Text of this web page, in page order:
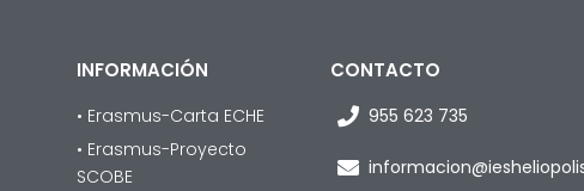
INFORMACIÓN
• Erasmus-Carta ECHE
• Erasmus-Proyecto
SCOBE
CONTACTO
955 623 735